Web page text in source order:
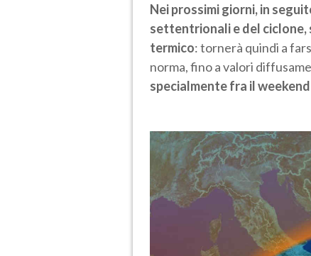
Nei prossimi giorni, in
settentrionali e del ciclone,
termico: tornerà quindi a
norma, fino a valori
specialmente fra il